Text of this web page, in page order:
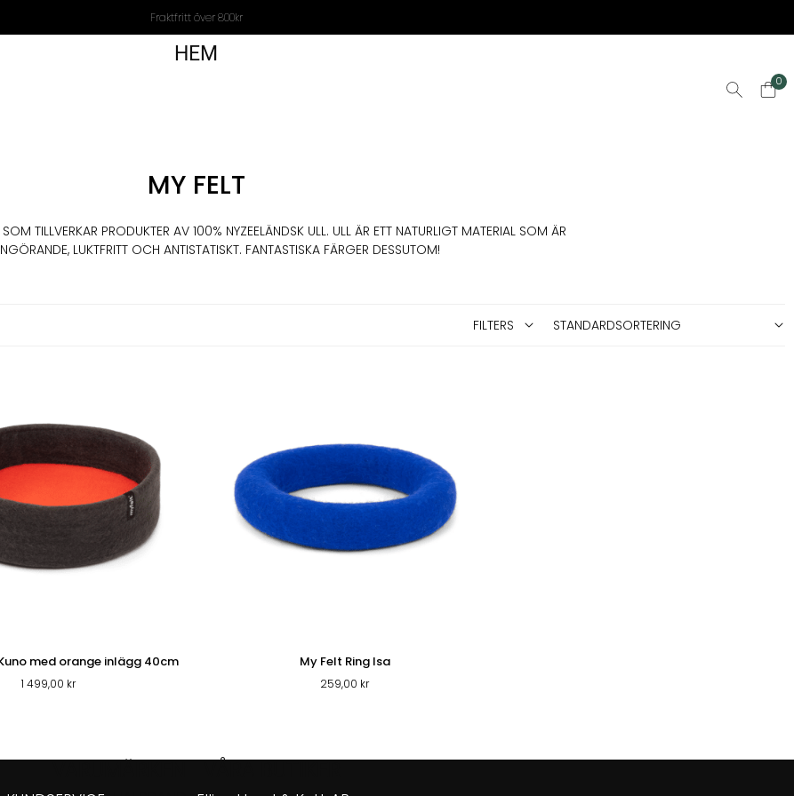
Fraktfritt över 800kr
HEM
0
MY FELT
TILLVERKAR PRODUKTER AV 100% NYZEELÄNDSK ULL. ULL ÄR ETT NATURLIGT MATERIAL SOM ÄR
LUKTFRITT OCH ANTISTATISKT. FANTASTISKA FÄRGER DESSUTOM!
FILTERS
med orange inlägg 40cm
1 499,00 kr
My Felt Ring Isa
259,00 kr